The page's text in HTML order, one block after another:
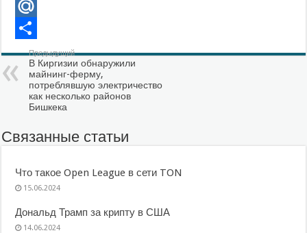
VK
Mail.Ru
Отправить
Предыдущий
В Киргизии обнаружили
майнинг-ферму,
потреблявшую электричество
как несколько районов
Бишкека
Связанные статьи
Что такое Open League в сети TON
15.06.2024
Дональд Трамп за крипту в США
14.06.2024